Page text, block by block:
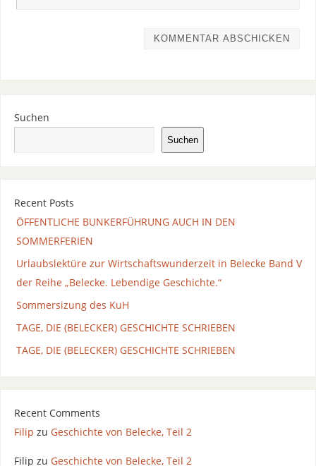
Suchen
Suchen
Recent Posts
ÖFFENTLICHE BUNKERFÜHRUNG AUCH IN DEN
SOMMERFERIEN
Urlaubslektüre zur Wirtschaftswunderzeit in Belecke Band V
der Reihe „Belecke. Lebendige Geschichte.“
Sommersizung des KuH
TAGE, DIE (BELECKER) GESCHICHTE SCHRIEBEN
TAGE, DIE (BELECKER) GESCHICHTE SCHRIEBEN
Recent Comments
Filip zu Geschichte von Belecke, Teil 2
Filip zu Geschichte von Belecke, Teil 2